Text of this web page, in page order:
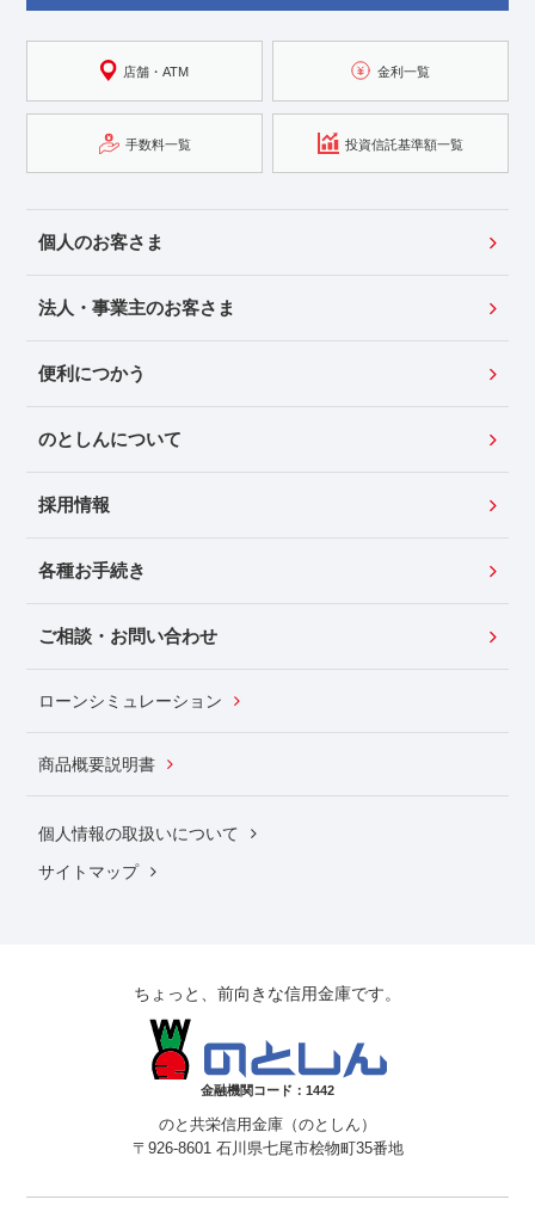
店舗・ATM 金利一覧
手数料一覧 投資信託基準額一覧
個人のお客さま
法人・事業主のお客さま
便利につかう
のとしんについて
採用情報
各種お手続き
ご相談・お問い合わせ
ローンシミュレーション
商品概要説明書
個人情報の取扱いについて
サイトマップ
ちょっと、前向きな信用金庫です。
金融機関コード：1442
のと共栄信用金庫（のとしん）
〒926-8601 石川県七尾市桧物町35番地